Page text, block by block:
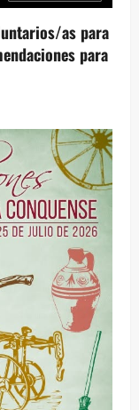
as para
para